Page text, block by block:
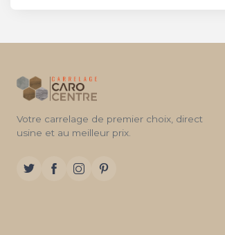
Votre carrelage de premier choix, direct
usine et au meilleur prix.